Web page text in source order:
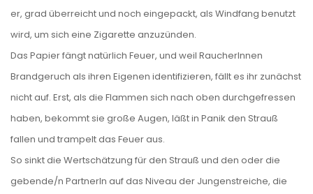
er, grad überreicht und noch eingepackt, als Windfang benutzt
wird, um sich eine Zigarette anzuzünden.
Das Papier fängt natürlich Feuer, und weil RaucherInnen
Brandgeruch als ihren Eigenen identifizieren, fällt es ihr zunächst
nicht auf. Erst, als die Flammen sich nach oben durchgefressen
haben, bekommt sie große Augen, läßt in Panik den Strauß
fallen und trampelt das Feuer aus.
So sinkt die Wertschätzung für den Strauß und den oder die
gebende/n PartnerIn auf das Niveau der Jungenstreiche, die